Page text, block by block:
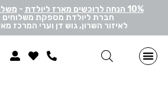
10% הנחה לרוכשים מארז ליולדת -
חברת ליולדת מספקת משלוחים
לאיזור השרון, גוש דן וערי המרכז